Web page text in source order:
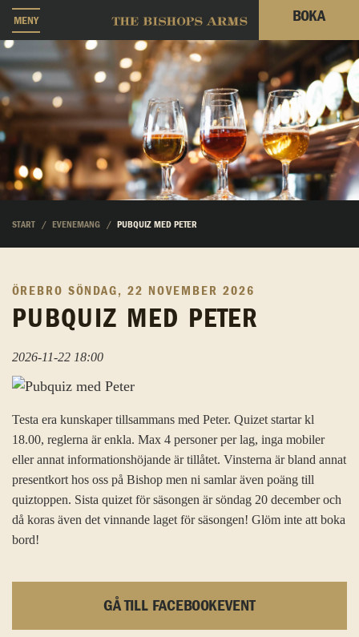
MENY BOKA
START EVENEMANG PUBQUIZ MED PETER
ÖREBRO SÖNDAG, 22 NOVEMBER 2026
PUBQUIZ MED PETER
2026-11-22 18:00
Testa era kunskaper tillsammans med Peter. Quizet startar kl
18.00, reglerna är enkla. Max 4 personer per lag, inga mobiler
eller annat informationshöjande är tillåtet. Vinsterna är bland annat
presentkort hos oss på Bishop men ni samlar även poäng till
quiztoppen. Sista quizet för säsongen är söndag 20 december och
då koras även det vinnande laget för säsongen! Glöm inte att boka
bord!
GÅ TILL FACEBOOKEVENT